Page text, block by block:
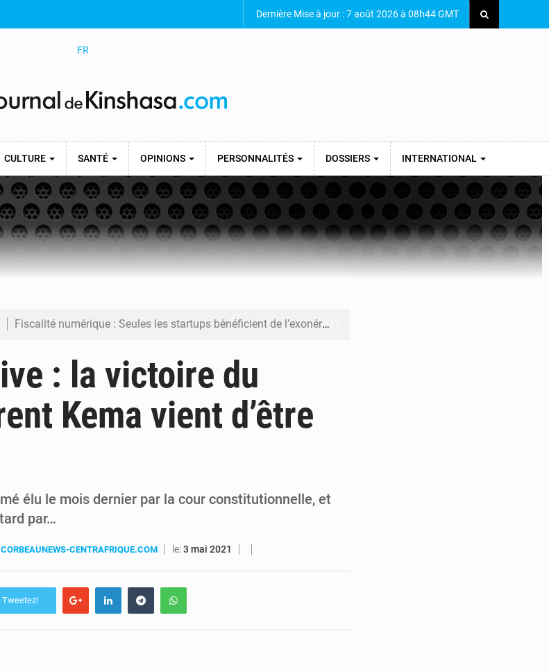
Dernière Mise à jour : 7 août 2026 à 08h44 GMT
FR
CULTURE SANTÉ OPINIONS PERSONNALITÉS DOSSIERS INTERNATIONAL
Fiscalité numérique : Seules les startups bénéficient de l’exonération, mais l’arrêté interministériel reste en vigueur (Mise au point)
Comment des milliers d’Africains protègent et font fructifier leur argent avec l’USDT
RDC : Raïssa Malu lance les préparatifs d’une Table ronde nationale sur l’éducation inclusive des enfants handicapés
: la victoire du
Kema vient d’être
élu le mois dernier par la cour constitutionnelle, et
par…
CENTRAFRIQUE.COM le:3 mai 2021
Tweetez!